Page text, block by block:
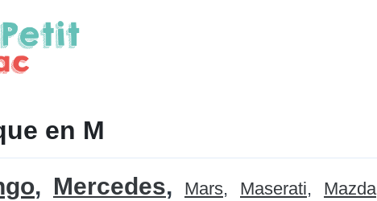
en M
Mercedes Mars Maserati Mazda